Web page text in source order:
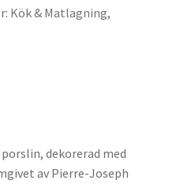
Kök & Matlagning,
dekorerad med
av Pierre-Joseph